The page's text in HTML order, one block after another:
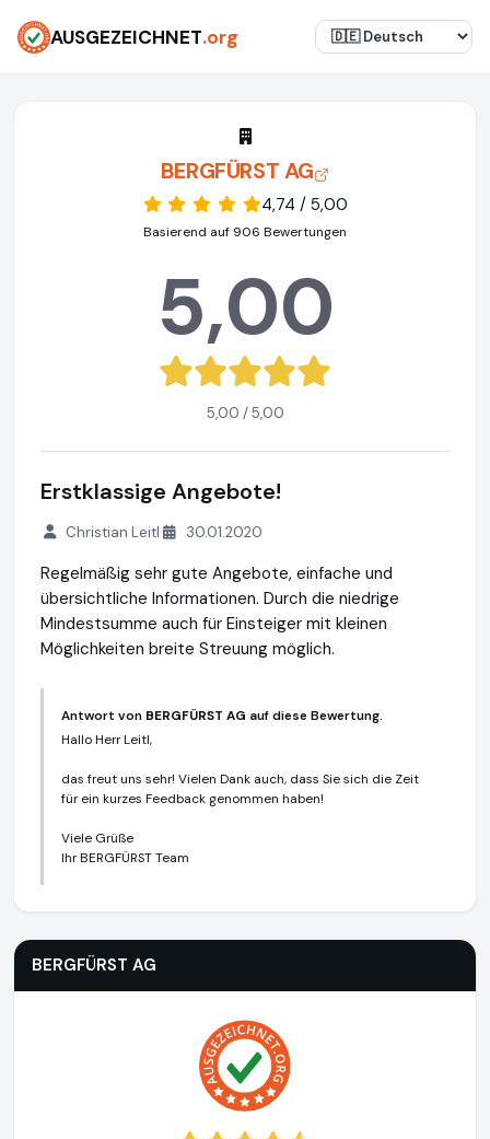
AUSGEZEICHNET.org
BERGFÜRST AG
4,74 / 5,00
Basierend auf 906 Bewertungen
5,00
5,00 / 5,00
Erstklassige Angebote!
Christian Leitl 30.01.2020
Regelmäßig sehr gute Angebote, einfache und
übersichtliche Informationen. Durch die niedrige
Mindestsumme auch für Einsteiger mit kleinen
Möglichkeiten breite Streuung möglich.
Antwort von BERGFÜRST AG auf diese Bewertung.
Hallo Herr Leitl,
das freut uns sehr! Vielen Dank auch, dass Sie sich die Zeit
für ein kurzes Feedback genommen haben!
Viele Grüße
Ihr BERGFÜRST Team
BERGFÜRST AG